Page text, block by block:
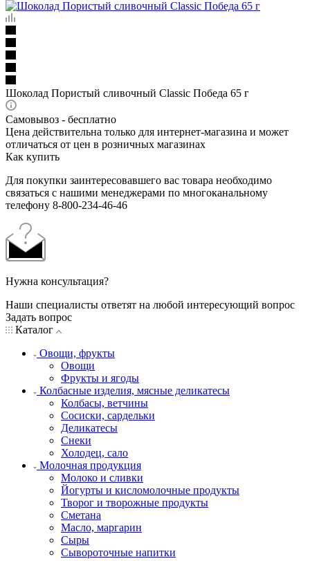
Шоколад Пористый сливочный Classic Победа 65 г
Самовывоз - бесплатно
Цена действительна только для интернет-магазина и может
отличаться от цен в розничных магазинах
Как купить
Для покупки заинтересовавшего вас товара необходимо
связаться с нашими менеджерами по многоканальному
телефону 8-800-234-46-46
Нужна консультация?
Наши специалисты ответят на любой интересующий вопрос
Задать вопрос
Каталог
Овощи, фрукты
Овощи
Фрукты и ягоды
Колбасные изделия, мясные деликатесы
Колбасы, ветчины
Сосиски, сардельки
Деликатесы
Снеки
Холодец, сало
Молочная продукция
Молоко и сливки
Йогурты и кисломолочные продукты
Творог и творожные продукты
Сметана
Масло, маргарин
Сыры
Сывороточные напитки